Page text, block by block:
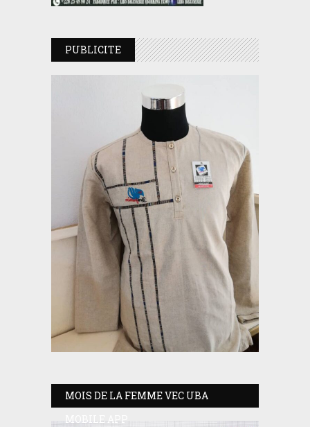
PUBLICITE
MOIS DE LA FEMME VEC UBA
MOBILE APP